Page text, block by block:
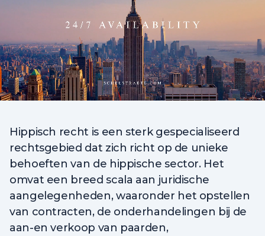
Hippisch recht is een sterk gespecialiseerd
rechtsgebied dat zich richt op de unieke
behoeften van de hippische sector. Het
omvat een breed scala aan juridische
aangelegenheden, waaronder het opstellen
van contracten, de onderhandelingen bij de
aan-en verkoop van paarden,